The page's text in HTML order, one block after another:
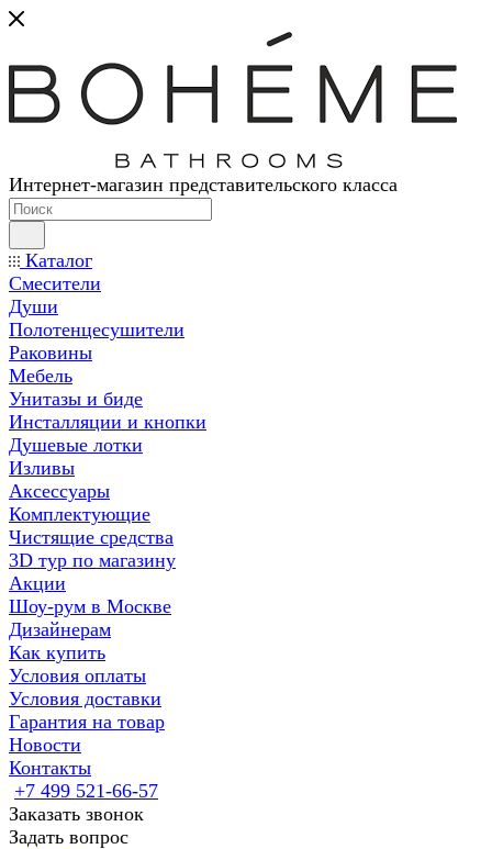
Интернет-магазин представительского класса
Каталог
Смесители
Души
Полотенцесушители
Раковины
Мебель
Унитазы и биде
Инсталляции и кнопки
Душевые лотки
Изливы
Аксессуары
Комплектующие
Чистящие средства
3D тур по магазину
Акции
Шоу-рум в Москве
Дизайнерам
Как купить
Условия оплаты
Условия доставки
Гарантия на товар
Новости
Контакты
+7 499 521-66-57
Заказать звонок
Задать вопрос